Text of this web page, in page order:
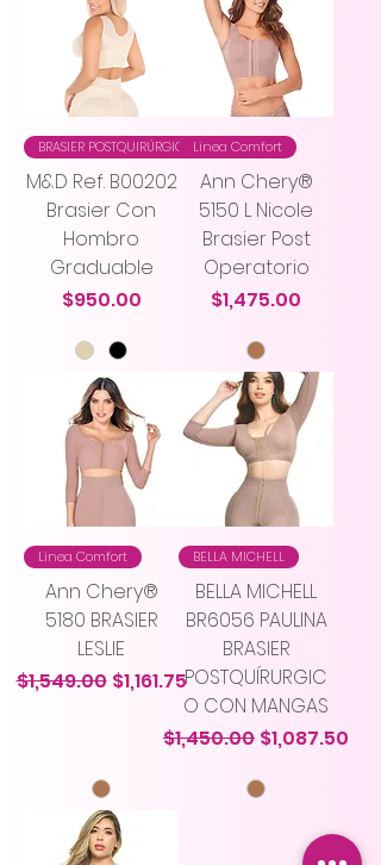
BRASIER POSTQUIRÚRGICO
M&D Ref. B00202
Brasier Con
Hombro
Graduable
Precio
$950.00
Linea Comfort
Ann Chery®
5150 L Nicole
Brasier Post
Operatorio
Precio
$1,475.00
Linea Comfort
Ann Chery®
5180 BRASIER
LESLIE
Precio
$1,549.00 Precio de oferta
$1,161.75
BELLA MICHELL
BELLA MICHELL
BR6056 PAULINA
BRASIER
POSTQUÍRURGIC
O CON MANGAS
Precio
$1,450.00 Precio de
$1,087.50